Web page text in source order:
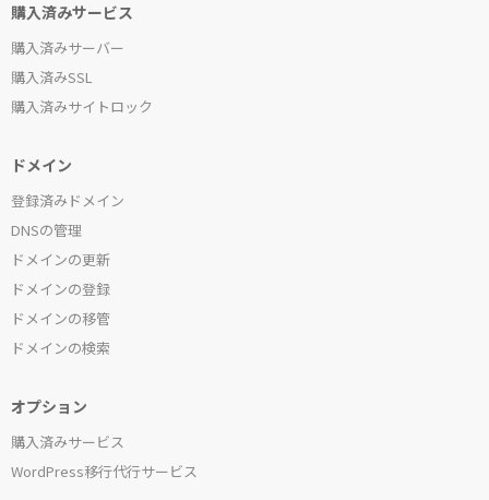
購入済みサービス
購入済みサーバー
購入済みSSL
購入済みサイトロック
ドメイン
登録済みドメイン
DNSの管理
ドメインの更新
ドメインの登録
ドメインの移管
ドメインの検索
オプション
購入済みサービス
WordPress移行代行サービス